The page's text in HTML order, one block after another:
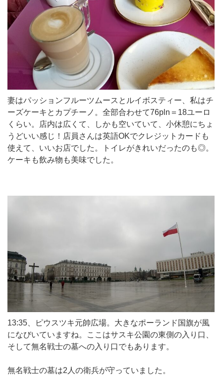
妻はパッションフルーツムースとルイボスティー、私はチ
ーズケーキとカプチーノ。全部合わせて76pln＝18ユーロ
くらい。店内は広くて、しかも空いていて、小休憩にちょ
うどいい感じ！店員さんは英語OKでクレジットカードも
使えて、いいお店でした。トイレがきれいだったのも◎。
ケーキも飲み物も美味でした。
13:35、ピウスツキ元帥広場。大きなポーランド国旗が風
になびいていますね。ここはサスキ公園の東側の入り口、
そして無名戦士の墓への入り口でもあります。
無名戦士の墓は2人の衛兵が守っていました。